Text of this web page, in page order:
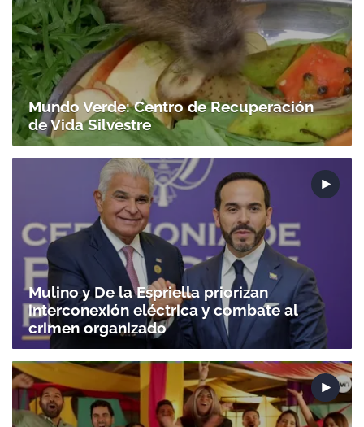
Gracias por suscribirte a nuestro boletín.
ACEPTAR
Mundo Verde: Centro de Recuperación
de Vida Silvestre
Mulino y De la Espriella priorizan
interconexión eléctrica y combate al
crimen organizado